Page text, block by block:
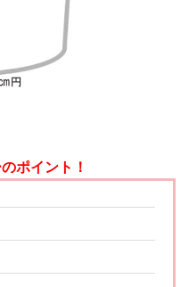
ポイント！